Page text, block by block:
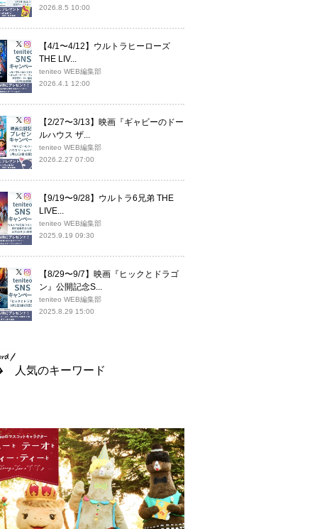
2026.8.5 10:00
【4/1〜4/12】ウルトラヒーローズ
THE LIV...
teniteo WEB編集部
2026.4.1 12:00
【2/27〜3/13】映画『ギャビーのドー
ルハウス ザ...
teniteo WEB編集部
2026.2.27 07:00
【9/19〜9/28】ウルトラ6兄弟 THE
LIVE...
teniteo WEB編集部
2025.9.19 09:30
【8/29〜9/7】映画『ヒックとドラゴ
ン』公開記念S...
teniteo WEB編集部
2025.8.29 15:00
人気のキーワード